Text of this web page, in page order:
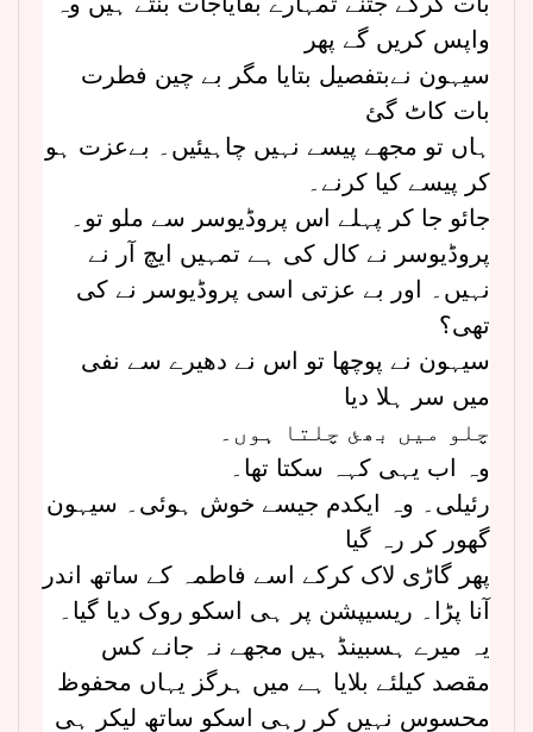
واپس کریں گے پھر
سیہون نےبتفصیل بتایا مگر بے چین فطرت
بات کاٹ گئ
ہاں تو مجھے پیسے نہیں چاہیئیں۔ بےعزت ہو
کر پیسے کیا کرنے۔
جائو جا کر پہلے اس پروڈیوسر سے ملو تو۔
پروڈیوسر نے کال کی ہے تمہیں ایچ آر نے
نہیں۔ اور بے عزتی اسی پروڈیوسر نے کی
تھی؟
سیہون نے پوچھا تو اس نے دھیرے سے نفی
میں سر ہلا دیا
چلو میں بھئ چلتا ہوں۔
وہ اب یہی کہہ سکتا تھا۔
رئیلی۔ وہ ایکدم جیسے خوش ہوئی۔ سیہون
گھور کر رہ گیا
پھر گاڑی لاک کرکے اسے فاطمہ کے ساتھ اندر
آنا پڑا۔ ریسیپشن پر ہی اسکو روک دیا گیا۔
یہ میرے ہسبینڈ ہیں مجھے نہ جانے کس
مقصد کیلئے بلایا ہے میں ہرگز یہاں محفوظ
محسوس نہیں کر رہی اسکو ساتھ لیکر ہی